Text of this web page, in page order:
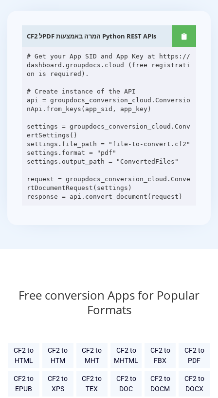
CF2 לPDF המרה באמצעות Python REST APIs
# Get your App SID and App Key at https://
dashboard.groupdocs.cloud (free registrati
on is required).
# Create instance of the API
api = groupdocs_conversion_cloud.Conversio
nApi.from_keys(app_sid, app_key)
settings = groupdocs_conversion_cloud.Conv
ertSettings()
settings.file_path = "file-to-convert.cf2"
settings.format = "pdf"
settings.output_path = "ConvertedFiles"
request = groupdocs_conversion_cloud.Conve
rtDocumentRequest(settings)
Free conversion Apps for Popular
Formats
CF2 to
HTML
CF2 to
HTM
CF2 to
MHT
CF2 to
MHTML
CF2 to
FBX
CF2 to
PDF
CF2 to
EPUB
CF2 to
XPS
CF2 to
TEX
CF2 to
DOC
CF2 to
DOCM
CF2 to
DOCX